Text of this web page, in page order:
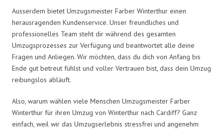
Ausserdem bietet Umzugsmeister Farber Winterthur einen
herausragenden Kundenservice. Unser freundliches und
professionelles Team steht dir während des gesamten
Umzugsprozesses zur Verfügung und beantwortet alle deine
Fragen und Anliegen. Wir möchten, dass du dich von Anfang bis
Ende gut betreut fühlst und voller Vertrauen bist, dass dein Umzug
reibungslos abläuft.
Also, warum wählen viele Menschen Umzugsmeister Farber
Winterthur für ihren Umzug von Winterthur nach Cardiff? Ganz
einfach, weil wir das Umzugserlebnis stressfrei und angenehm